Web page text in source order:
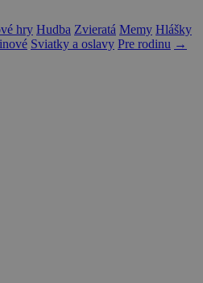
hry Hudba Zvieratá Memy Hlášky
Sviatky a oslavy Pre rodinu →